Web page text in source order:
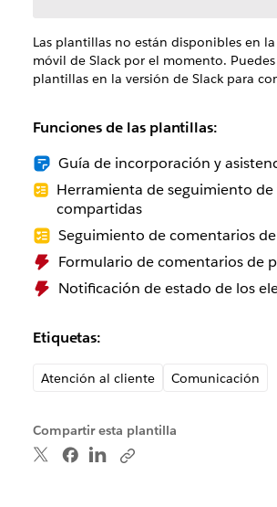
Las plantillas no están disponibles en
móvil de Slack por el momento. Puedes
plantillas en la versión de Slack para
Funciones de las plantillas:
Guía de incorporación y
Herramienta de seguimiento de
compartidas
Seguimiento de comentarios
Formulario de comentarios de
Notificación de estado de los
Etiquetas:
Atención al cliente Comunicación
Compartir esta plantilla